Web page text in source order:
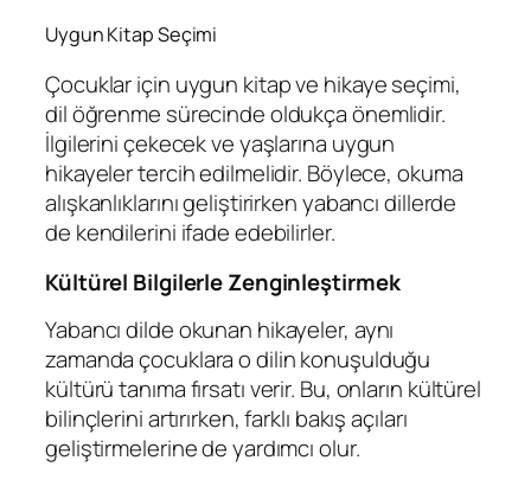
Uygun Kitap Seçimi
Çocuklar için uygun kitap ve hikaye seçimi,
dil öğrenme sürecinde oldukça önemlidir.
İlgilerini çekecek ve yaşlarına uygun
hikayeler tercih edilmelidir. Böylece, okuma
alışkanlıklarını geliştirirken yabancı dillerde
de kendilerini ifade edebilirler.
Kültürel Bilgilerle Zenginleştirmek
Yabancı dilde okunan hikayeler, aynı
zamanda çocuklara o dilin konuşulduğu
kültürü tanıma fırsatı verir. Bu, onların kültürel
bilinçlerini artırırken, farklı bakış açıları
geliştirmelerine de yardımcı olur.